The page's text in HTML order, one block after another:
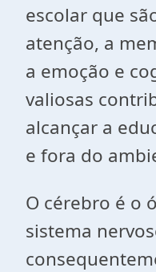
escolar que
atenção, a
a emoção e
valiosas
alcançar a
e fora do
O cérebro é o
sistema